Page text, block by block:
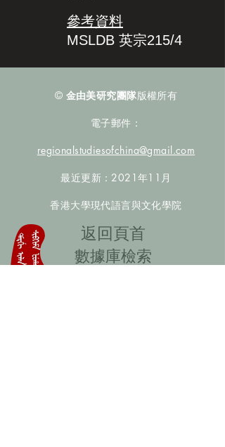
參考資料
MSLDB 英宗215/4
© 金由美研究團隊版權所有
電子郵件：
regionalstudiesofchina@gmail.com
最近更新：2021年11月
香港大學現代語言與文化學院
​返回頁首
數據庫檢索